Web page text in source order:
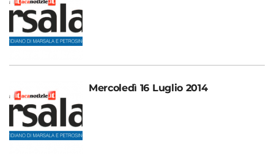
Mercoledì 16 Luglio 2014